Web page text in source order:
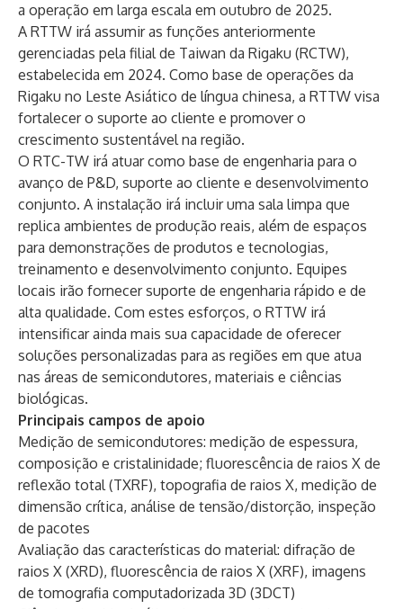
a operação em larga escala em outubro de 2025.
A RTTW irá assumir as funções anteriormente
gerenciadas pela filial de Taiwan da Rigaku (RCTW),
estabelecida em 2024. Como base de operações da
Rigaku no Leste Asiático de língua chinesa, a RTTW visa
fortalecer o suporte ao cliente e promover o
crescimento sustentável na região.
O RTC-TW irá atuar como base de engenharia para o
avanço de P&D, suporte ao cliente e desenvolvimento
conjunto. A instalação irá incluir uma sala limpa que
replica ambientes de produção reais, além de espaços
para demonstrações de produtos e tecnologias,
treinamento e desenvolvimento conjunto. Equipes
locais irão fornecer suporte de engenharia rápido e de
alta qualidade. Com estes esforços, o RTTW irá
intensificar ainda mais sua capacidade de oferecer
soluções personalizadas para as regiões em que atua
nas áreas de semicondutores, materiais e ciências
biológicas.
Principais campos de apoio
Medição de semicondutores: medição de espessura,
composição e cristalinidade; fluorescência de raios X de
reflexão total (TXRF), topografia de raios X, medição de
dimensão crítica, análise de tensão/distorção, inspeção
de pacotes
Avaliação das características do material: difração de
raios X (XRD), fluorescência de raios X (XRF), imagens
de tomografia computadorizada 3D (3DCT)